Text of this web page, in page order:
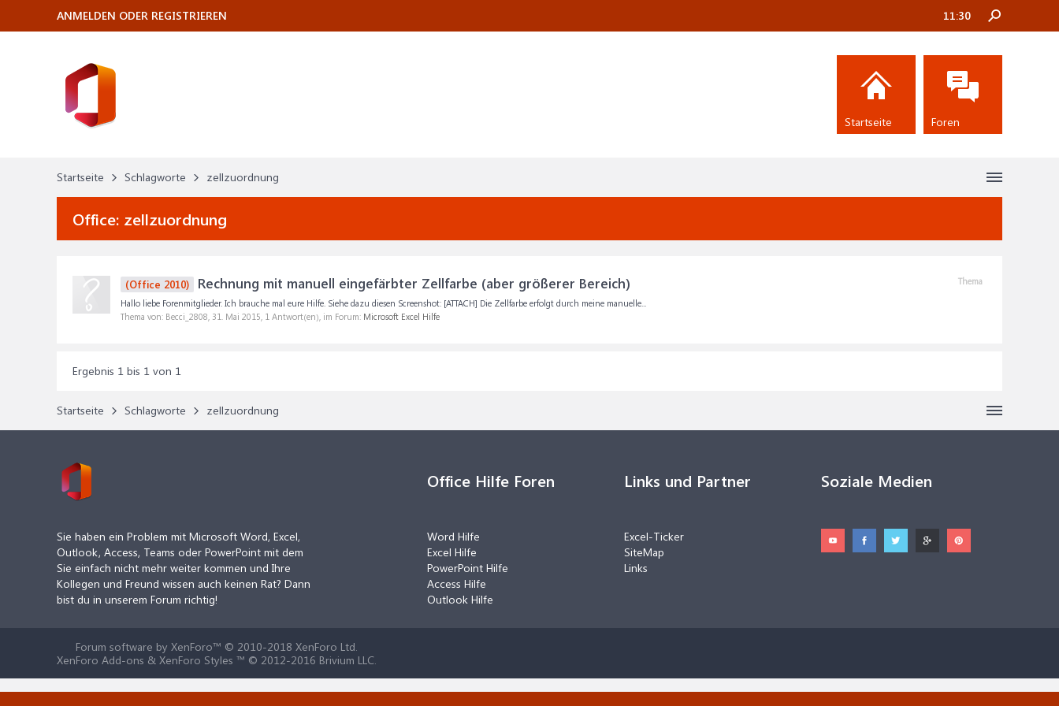
Startseite Schlagworte zellzuordnung
Office: zellzuordnung
Thema
(Office 2010) Rechnung mit manuell eingefärbter Zellfarbe (aber größerer Bereich)
Hallo liebe Forenmitglieder. Ich brauche mal eure Hilfe. Siehe dazu diesen Screenshot: [ATTACH] Die Zellfarbe erfolgt durch meine manuelle...
Thema von: Becci_2808, 31. Mai 2015, 1 Antwort(en), im Forum: Microsoft Excel Hilfe
Ergebnis 1 bis 1 von 1
Startseite Schlagworte zellzuordnung
ANMELDEN ODER REGISTRIEREN 11:30
Startseite Foren
Sie haben ein Problem mit Microsoft Word, Excel,
Outlook, Access, Teams oder PowerPoint mit dem
Sie einfach nicht mehr weiter kommen und Ihre
Kollegen und Freund wissen auch keinen Rat? Dann
bist du in unserem Forum richtig!
Office Hilfe Foren
Word Hilfe
Excel Hilfe
PowerPoint Hilfe
Access Hilfe
Outlook Hilfe
Links und Partner
Excel-Ticker
SiteMap
Links
Soziale Medien
Forum software by XenForo™ © 2010-2018 XenForo Ltd.
XenForo Add-ons & XenForo Styles ™ © 2012-2016 Brivium LLC.